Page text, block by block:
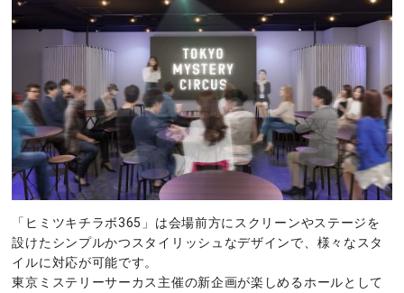
「ヒミツキチラボ365」は会場前方にスクリーンやステージを
設けたシンプルかつスタイリッシュなデザインで、様々なスタ
イルに対応が可能です。
東京ミステリーサーカス主催の新企画が楽しめるホールとして